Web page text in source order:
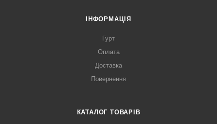
ІНФОРМАЦІЯ
Гурт
Оплата
Доставка
Повернення
КАТАЛОГ ТОВАРІВ